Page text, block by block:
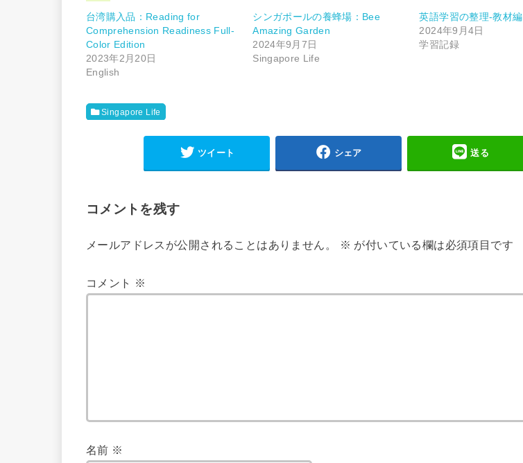
台湾購入品：Reading for
Comprehension Readiness Full-
Color Edition
2023年2月20日
English
シンガポールの養蜂場：Bee
Amazing Garden
2024年9月7日
Singapore Life
英語学習の整理-教材編
2024年9月4日
学習記録
Singapore Life
ツイート シェア 送る
コメントを残す
メールアドレスが公開されることはありません。 ※ が付いている欄は必須項目です
コメント ※
名前 ※